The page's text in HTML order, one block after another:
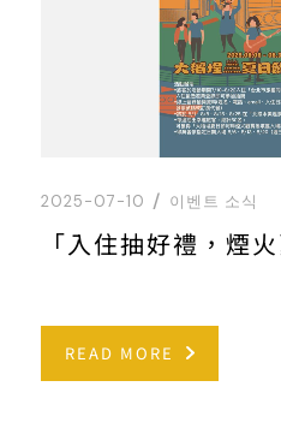
2025-07-10 이벤트 소식
READ MORE